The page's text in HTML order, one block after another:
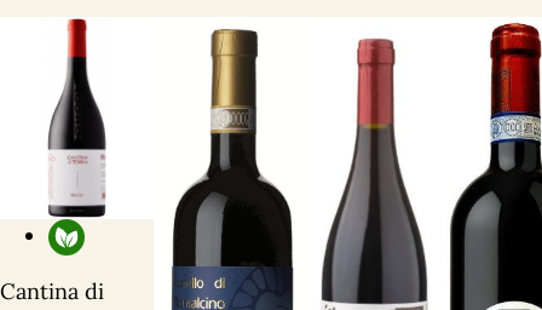
Voornaam Achternaam *
E-mailadres Telefoonnummer
Vraag, opmerking en/of toelichting
Cantina di